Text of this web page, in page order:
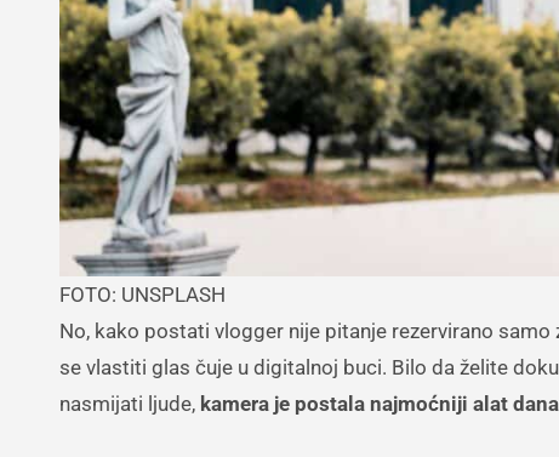
FOTO: UNSPLASH
No, kako postati vlogger nije pitanje rezervirano
se vlastiti glas čuje u digitalnoj buci. Bilo da želite
nasmijati ljude, kamera je postala najmoćniji alat